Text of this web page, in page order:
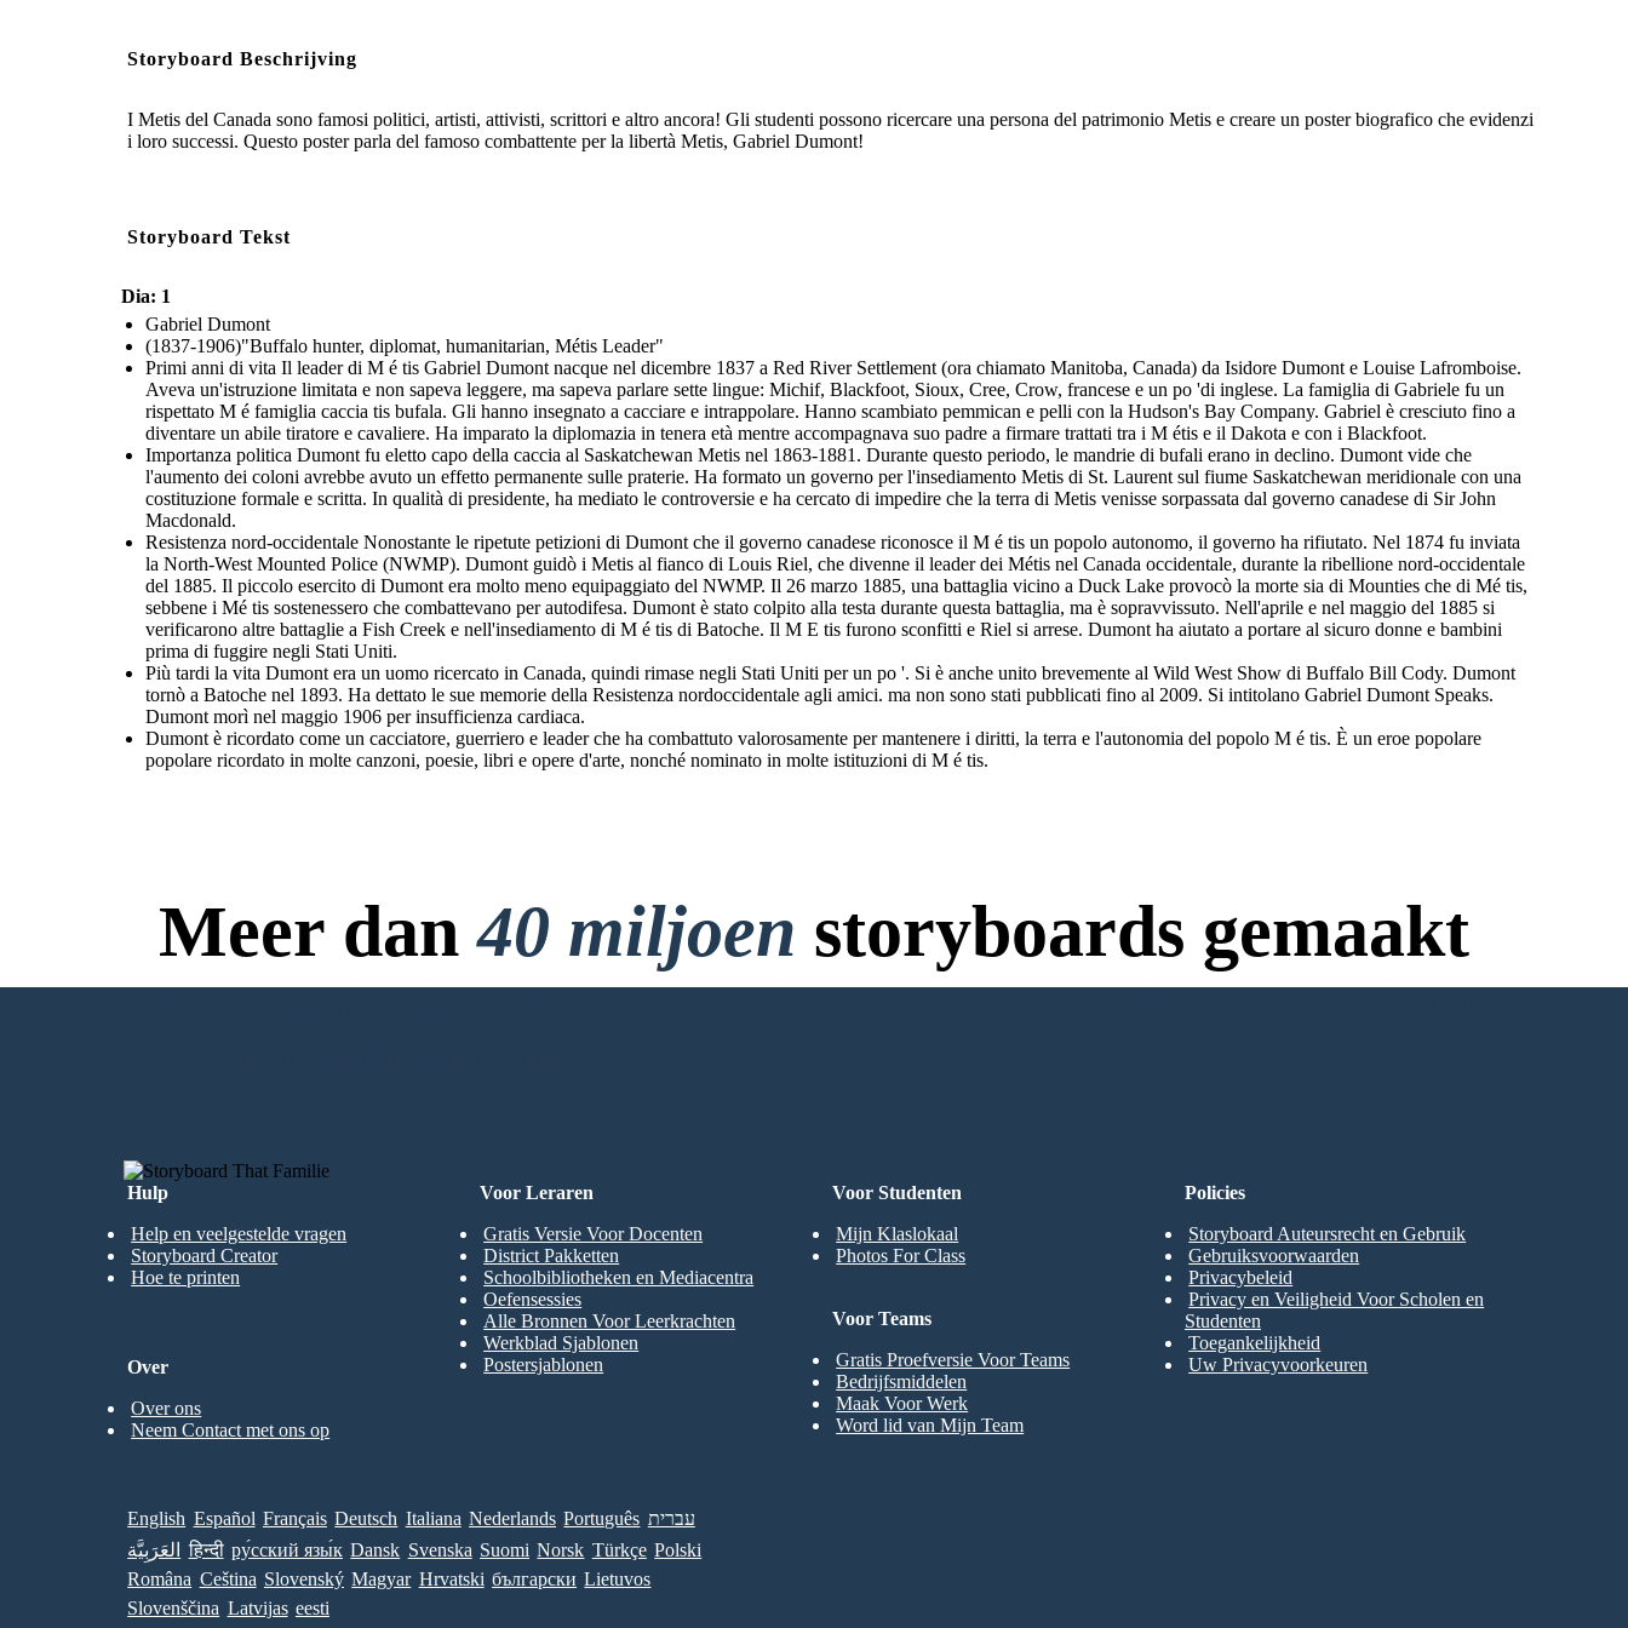
Storyboard Beschrijving
I Metis del Canada sono famosi politici, artisti, attivisti, scrittori e altro ancora! Gli studenti possono ricercare una persona del patrimonio Metis e creare un poster biografico che evidenzi
i loro successi. Questo poster parla del famoso combattente per la libertà Metis, Gabriel Dumont!
Storyboard Tekst
Dia: 1
Gabriel Dumont
(1837-1906)"Buffalo hunter, diplomat, humanitarian, Métis Leader"
Primi anni di vita Il leader di M é tis Gabriel Dumont nacque nel dicembre 1837 a Red River Settlement (ora chiamato Manitoba, Canada) da Isidore Dumont e Louise Lafromboise.
Aveva un'istruzione limitata e non sapeva leggere, ma sapeva parlare sette lingue: Michif, Blackfoot, Sioux, Cree, Crow, francese e un po 'di inglese. La famiglia di Gabriele fu un
rispettato M é famiglia caccia tis bufala. Gli hanno insegnato a cacciare e intrappolare. Hanno scambiato pemmican e pelli con la Hudson's Bay Company. Gabriel è cresciuto fino a
diventare un abile tiratore e cavaliere. Ha imparato la diplomazia in tenera età mentre accompagnava suo padre a firmare trattati tra i M étis e il Dakota e con i Blackfoot.
Importanza politica Dumont fu eletto capo della caccia al Saskatchewan Metis nel 1863-1881. Durante questo periodo, le mandrie di bufali erano in declino. Dumont vide che
l'aumento dei coloni avrebbe avuto un effetto permanente sulle praterie. Ha formato un governo per l'insediamento Metis di St. Laurent sul fiume Saskatchewan meridionale con una
costituzione formale e scritta. In qualità di presidente, ha mediato le controversie e ha cercato di impedire che la terra di Metis venisse sorpassata dal governo canadese di Sir John
Macdonald.
Resistenza nord-occidentale Nonostante le ripetute petizioni di Dumont che il governo canadese riconosce il M é tis un popolo autonomo, il governo ha rifiutato. Nel 1874 fu inviata
la North-West Mounted Police (NWMP). Dumont guidò i Metis al fianco di Louis Riel, che divenne il leader dei Métis nel Canada occidentale, durante la ribellione nord-occidentale
del 1885. Il piccolo esercito di Dumont era molto meno equipaggiato del NWMP. Il 26 marzo 1885, una battaglia vicino a Duck Lake provocò la morte sia di Mounties che di Mé tis,
sebbene i Mé tis sostenessero che combattevano per autodifesa. Dumont è stato colpito alla testa durante questa battaglia, ma è sopravvissuto. Nell'aprile e nel maggio del 1885 si
verificarono altre battaglie a Fish Creek e nell'insediamento di M é tis di Batoche. Il M E tis furono sconfitti e Riel si arrese. Dumont ha aiutato a portare al sicuro donne e bambini
prima di fuggire negli Stati Uniti.
Più tardi la vita Dumont era un uomo ricercato in Canada, quindi rimase negli Stati Uniti per un po '. Si è anche unito brevemente al Wild West Show di Buffalo Bill Cody. Dumont
tornò a Batoche nel 1893. Ha dettato le sue memorie della Resistenza nordoccidentale agli amici. ma non sono stati pubblicati fino al 2009. Si intitolano Gabriel Dumont Speaks.
Dumont morì nel maggio 1906 per insufficienza cardiaca.
Dumont è ricordato come un cacciatore, guerriero e leader che ha combattuto valorosamente per mantenere i diritti, la terra e l'autonomia del popolo M é tis. È un eroe popolare
popolare ricordato in molte canzoni, poesie, libri e opere d'arte, nonché nominato in molte istituzioni di M é tis.
Meer dan40 miljoen storyboards gemaakt
Geen Downloads, Geen Creditcard en Geen Login Nodig om te Proberen!
Hulp
Help en veelgestelde vragen
Storyboard Creator
Hoe te printen
Voor Studenten
Mijn Klaslokaal
Photos For Class
Voor Leraren
Gratis Versie Voor Docenten
District Pakketten
Schoolbibliotheken en Mediacentra
Oefensessies
Alle Bronnen Voor Leerkrachten
Werkblad Sjablonen
Postersjablonen
Voor Teams
Gratis Proefversie Voor Teams
Bedrijfsmiddelen
Maak Voor Werk
Word lid van Mijn Team
Over
Over ons
Neem Contact met ons op
Policies
Storyboard Auteursrecht en Gebruik
Gebruiksvoorwaarden
Privacybeleid
Privacy en Veiligheid Voor Scholen en
Studenten
Toegankelijkheid
Uw Privacyvoorkeuren
English Español Français Deutsch Italiana Nederlands Português עברית
العَرَبِيَّة
हिन्दी ру́сский язы́к Dansk Svenska Suomi Norsk Türkçe Polski
Româna Ceština Slovenský Magyar Hrvatski български Lietuvos
Slovenščina Latvijas eesti